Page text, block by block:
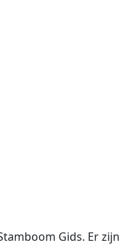
Gids. Er zijn